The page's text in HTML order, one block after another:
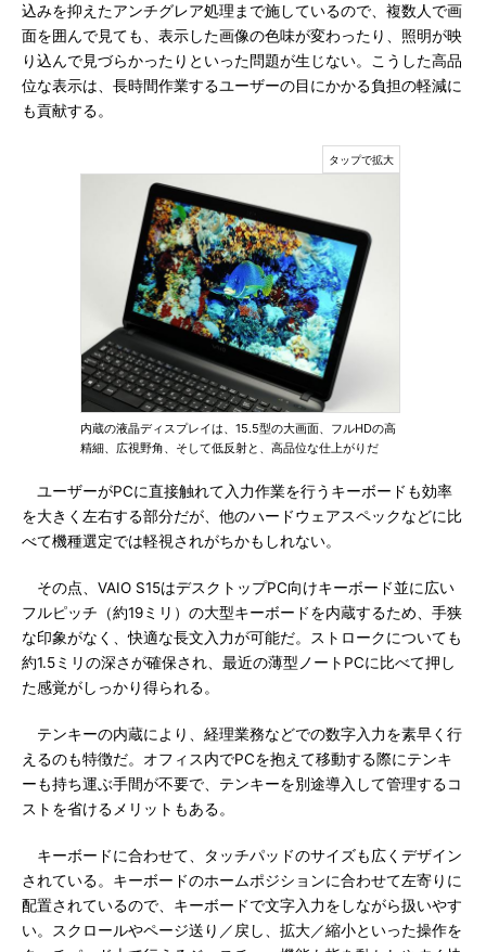
込みを抑えたアンチグレア処理まで施しているので、複数人で画
面を囲んで見ても、表示した画像の色味が変わったり、照明が映
り込んで見づらかったりといった問題が生じない。こうした高品
位な表示は、長時間作業するユーザーの目にかかる負担の軽減に
も貢献する。
内蔵の液晶ディスプレイは、15.5型の大画面、フルHDの高
精細、広視野角、そして低反射と、高品位な仕上がりだ
ユーザーがPCに直接触れて入力作業を行うキーボードも効率
を大きく左右する部分だが、他のハードウェアスペックなどに比
べて機種選定では軽視されがちかもしれない。
その点、VAIO S15はデスクトップPC向けキーボード並に広い
フルピッチ（約19ミリ）の大型キーボードを内蔵するため、手狭
な印象がなく、快適な長文入力が可能だ。ストロークについても
約1.5ミリの深さが確保され、最近の薄型ノートPCに比べて押し
た感覚がしっかり得られる。
テンキーの内蔵により、経理業務などでの数字入力を素早く行
えるのも特徴だ。オフィス内でPCを抱えて移動する際にテンキ
ーも持ち運ぶ手間が不要で、テンキーを別途導入して管理するコ
ストを省けるメリットもある。
キーボードに合わせて、タッチパッドのサイズも広くデザイン
されている。キーボードのホームポジションに合わせて左寄りに
配置されているので、キーボードで文字入力をしながら扱いやす
い。スクロールやページ送り／戻し、拡大／縮小といった操作を